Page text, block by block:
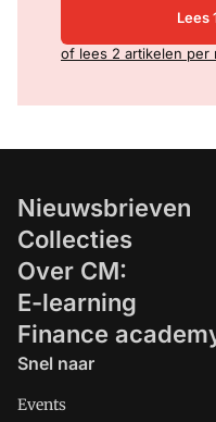
Lees
of lees 2 artikelen per
Nieuwsbrieven
Collecties
Over CM:
E-learning
Finance
Snel naar
Events